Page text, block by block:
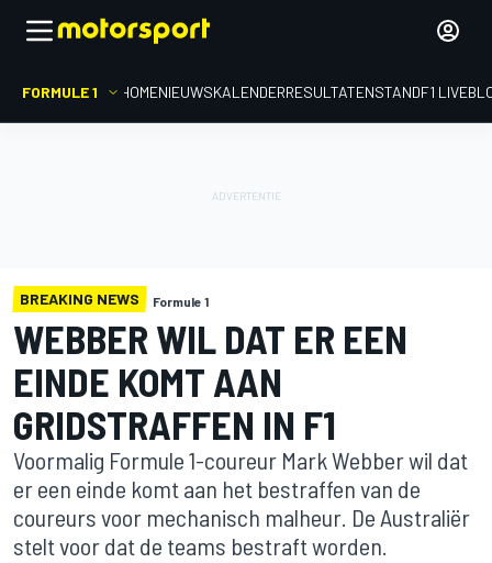
FORMULE 1 HOMENIEUWSKALENDERRESULTATENSTANDF1
BREAKING NEWS Formule 1
WEBBER WIL DAT ER EEN
EINDE KOMT AAN
GRIDSTRAFFEN IN F1
Voormalig Formule 1-coureur Mark Webber wil dat
er een einde komt aan het bestraffen van de
coureurs voor mechanisch malheur. De Australiër
stelt voor dat de teams bestraft worden.